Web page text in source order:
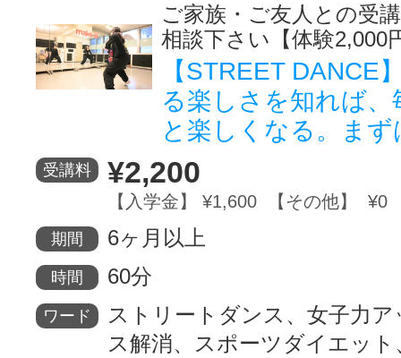
グッドスク
掲載のお問
サイトマッ
ご家族・ご友人との受
相談下さい【体験2,000
【STREET DANCE
る楽しさを知れば、
と楽しくなる。ま
受講料 ¥2,200
【入学金】 ¥1,600 【その他】 ¥0
期間 6ヶ月以上
時間 60分
ワード
ストリートダンス、女子力
ス解消、スポーツダイエッ